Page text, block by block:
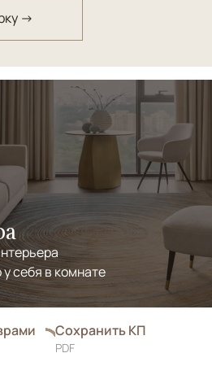
→
себя в комнате
Сохранить КП
PDF